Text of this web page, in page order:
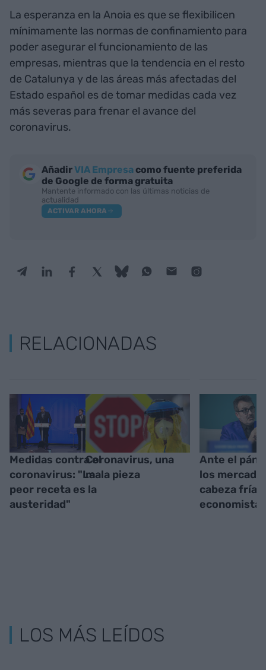
La esperanza en la Anoia es que se flexibilicen
mínimamente las normas de confinamiento para
poder asegurar el funcionamiento de las
empresas, mientras que la tendencia en el resto
de Catalunya y de las áreas más afectadas del
Estado español es de tomar medidas cada vez
más severas para frenar el avance del
coronavirus.
AñadirVIA Empresa como fuente preferida
de Google de forma gratuita
Mantente informado con las últimas noticias de
actualidad
ACTIVAR AHORA
RELACIONADAS
Medidas contra el
coronavirus: "La
peor receta es la
austeridad"
Coronavirus, una
mala pieza
Ante el
los
cabeza fría
economistas
LOS MÁS LEÍDOS